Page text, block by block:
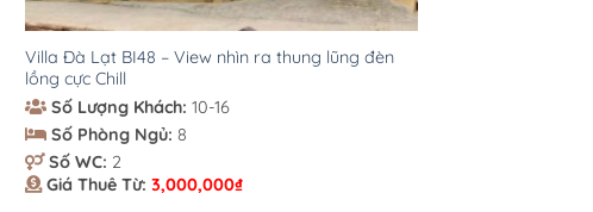
Villa Đà Lạt BI48 – View nhìn ra thung lũng đèn
lồng cực Chill
Số Lượng Khách: 10-16
Số Phòng Ngủ: 8
Số WC: 2
Giá Thuê Từ: 3,000,000₫